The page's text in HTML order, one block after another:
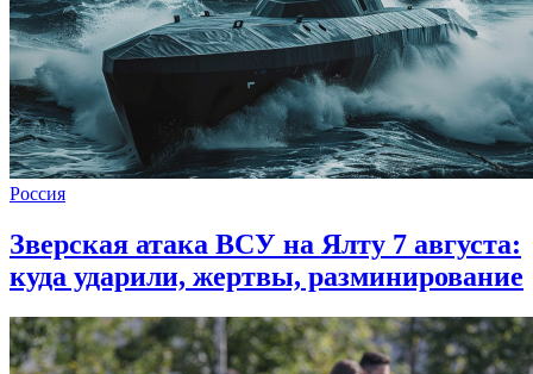
Россия
Зверская атака ВСУ на Ялту 7 августа:
куда ударили, жертвы, разминирование